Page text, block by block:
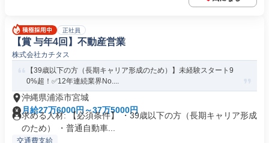
正社員
【賞 与年4回】不動産営業
株式会社カチタス
【39歳以下の方（長期キャリア形成のため）】未経験スタート9
0%超！✅12年連続業界No....
沖縄県浦添市宮城
月給27万6000円～37万5000円
求める人材: 【必須条件】 ・39歳以下の方（長期キャリア形成
のため） ・普通自動車...
交通費支給